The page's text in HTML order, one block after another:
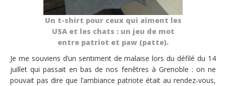
Un t-shirt pour ceux qui aiment les
USA et les chats : un jeu de mot
entre patriot et paw (patte).
Je me souviens d’un sentiment de malaise lors du défilé du 14
juillet qui passait en bas de nos fenêtres à Grenoble : on ne
pouvait pas dire que l’ambiance patriote était au rendez-vous,